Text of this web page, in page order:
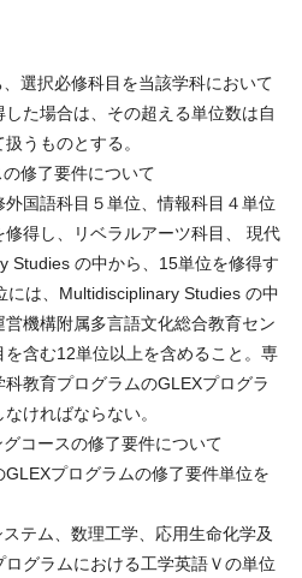
選択必修科目を当該学科において
た場合は、その超える単位数は自
うものとする。
修了要件について
国語科目５単位、情報科目４単位
得し、リベラルアーツ科目、 現代
Studies の中から、15単位を修得す
には、Multidisciplinary Studies の中
機構附属多言語文化総合教育セン
含む12単位以上を含めること。専
科教育プログラムのGLEXプログラ
ければならない。
コースの修了要件について
プログラムの修了要件単位を
テム、数理工学、応用生命化学及
グラムにおける工学英語Ｖの単位